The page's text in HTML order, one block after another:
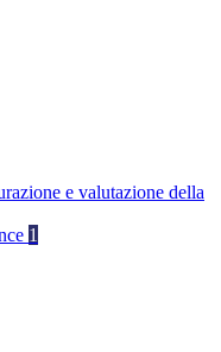
e valutazione della
1